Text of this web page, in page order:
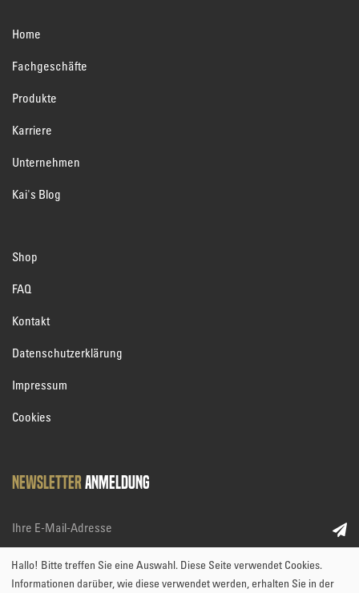
Home
Fachgeschäfte
Produkte
Karriere
Unternehmen
Kai's Blog
Shop
FAQ
Kontakt
Datenschutzerklärung
Impressum
Cookies
NewsletterAnmeldung
*Weiter zum Formular
Hallo! Bitte treffen Sie eine Auswahl. Diese Seite verwendet Cookies.
Informationen darüber, wie diese verwendet werden, erhalten Sie in der